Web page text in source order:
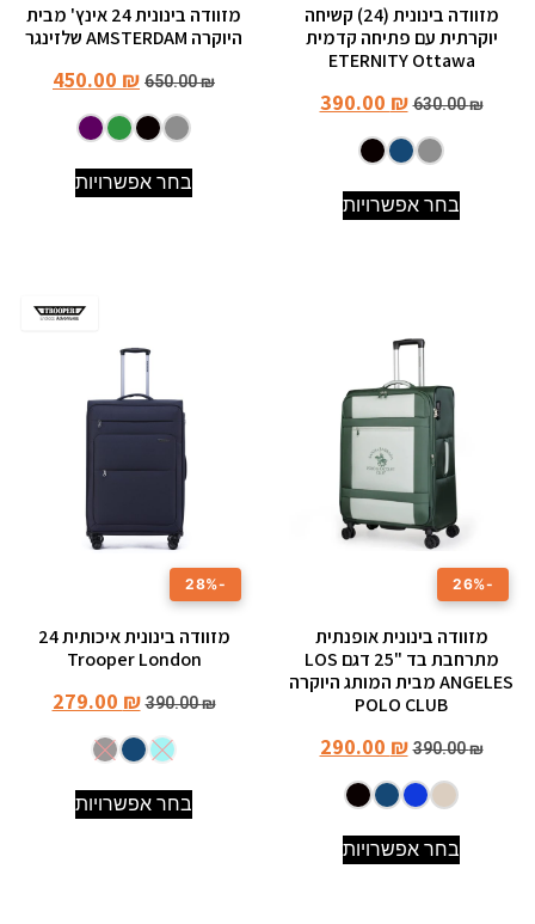
מזוודה בינונית (24) קשיחה
יוקרתית עם פתיחה קדמית
ETERNITY Ottawa
630.00₪
390.00 ₪
בחר אפשרויות
מזוודה בינונית 24 אינץ' מבית
היוקרה AMSTERDAM שלזינגר
650.00₪
450.00 ₪
בחר אפשרויות
-26%
מזוודה בינונית אופנתית
מתרחבת בד "25 דגם LOS
ANGELES מבית המותג היוקרה
POLO CLUB
390.00₪
290.00 ₪
בחר אפשרויות
-28%
מזוודה בינונית איכותית 24
Trooper London
390.00₪
279.00 ₪
בחר אפשרויות